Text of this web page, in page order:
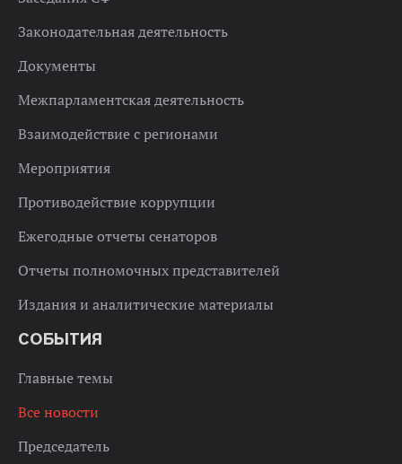
Законодательная деятельность
Документы
Межпарламентская деятельность
Взаимодействие с регионами
Мероприятия
Противодействие коррупции
Ежегодные отчеты сенаторов
Отчеты полномочных представителей
Издания и аналитические материалы
СОБЫТИЯ
Главные темы
Все новости
Председатель